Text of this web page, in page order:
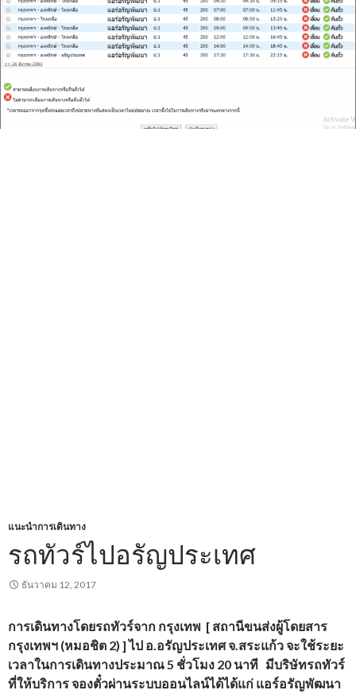
แนะนำการเดินทาง
รถทัวร์ไปอรัญประเทศ
ธันวาคม 12, 2017
การเดินทางโดยรถทัวร์จาก กรุงเทพ [ สถานีขนส่งผู้โดยสาร
กรุงเทพฯ (หมอชิต 2) ]ไป อ.อรัญประเทศ จ.สระแก้ว จะใช้ระยะ
เวลาในการเดินทางประมาณ 5 ชั่วโมง 20 นาที มีบริษัทรถทัวร์
ที่ให้บริการจองตั๋วผ่านระบบออนไลน์ได้ได้แก่ แอร์อรัญพัฒนา